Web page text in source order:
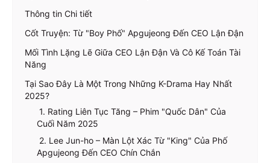
Thông tin Chi tiết
Cốt Truyện: Từ "Boy Phố" Apgujeong Đến CEO Lận Đận
Mối Tình Lặng Lẽ Giữa CEO Lận Đận Và Cô Kế Toán Tài
Năng
Tại Sao Đây Là Một Trong Những K-Drama Hay Nhất
2025?
1. Rating Liên Tục Tăng – Phim "Quốc Dân" Của
Cuối Năm 2025
2. Lee Jun-ho – Màn Lột Xác Từ "King" Của Phố
Apgujeong Đến CEO Chín Chắn